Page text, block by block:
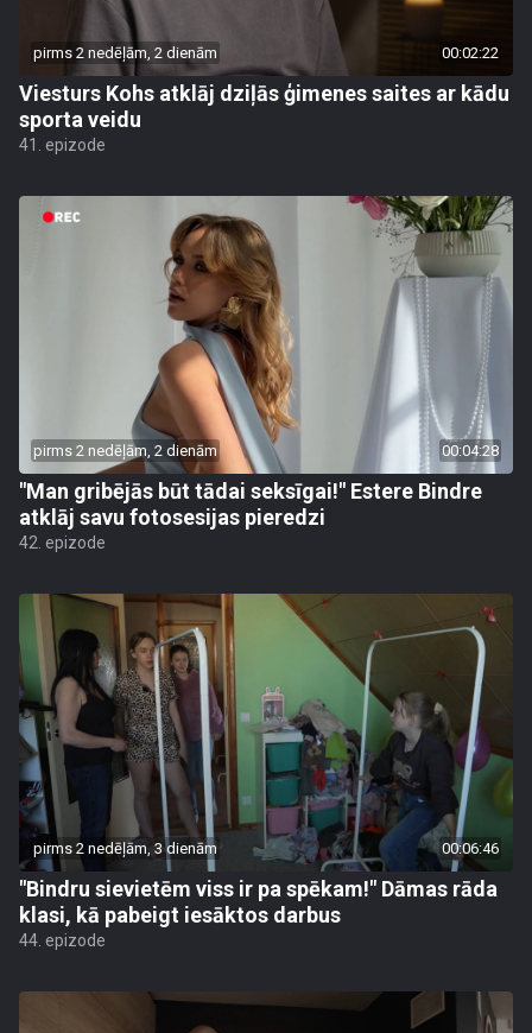
pirms 2 nedēļām, 2 dienām 00:02:22
Viesturs Kohs atklāj dziļās ģimenes saites ar kādu
sporta veidu
41. epizode
pirms 2 nedēļām, 2 dienām 00:04:28
"Man gribējās būt tādai seksīgai!" Estere Bindre
atklāj savu fotosesijas pieredzi
42. epizode
pirms 2 nedēļām, 3 dienām 00:06:46
"Bindru sievietēm viss ir pa spēkam!" Dāmas rāda
klasi, kā pabeigt iesāktos darbus
44. epizode